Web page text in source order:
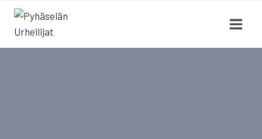
Siirry
sisältöön